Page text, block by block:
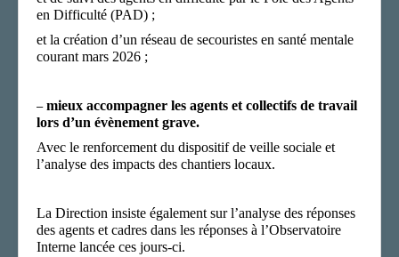
en Difficulté (PAD) ;
et la création d’un réseau de secouristes en santé mentale
courant mars 2026 ;
– mieux accompagner les agents et collectifs de travail
lors d’un évènement grave.
Avec le renforcement du dispositif de veille sociale et
l’analyse des impacts des chantiers locaux.
La Direction insiste également surl’analyse des réponses
des agents et cadres dans les réponses à l’Observatoire
Interne lancée ces jours-ci.